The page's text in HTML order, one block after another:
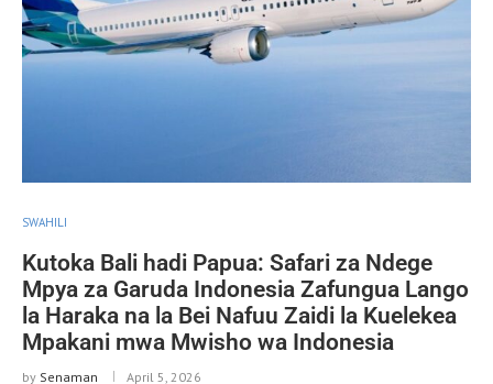
SWAHILI
Kutoka Bali hadi Papua: Safari za Ndege
Mpya za Garuda Indonesia Zafungua Lango
la Haraka na la Bei Nafuu Zaidi la Kuelekea
Mpakani mwa Mwisho wa Indonesia
by Senaman April 5, 2026